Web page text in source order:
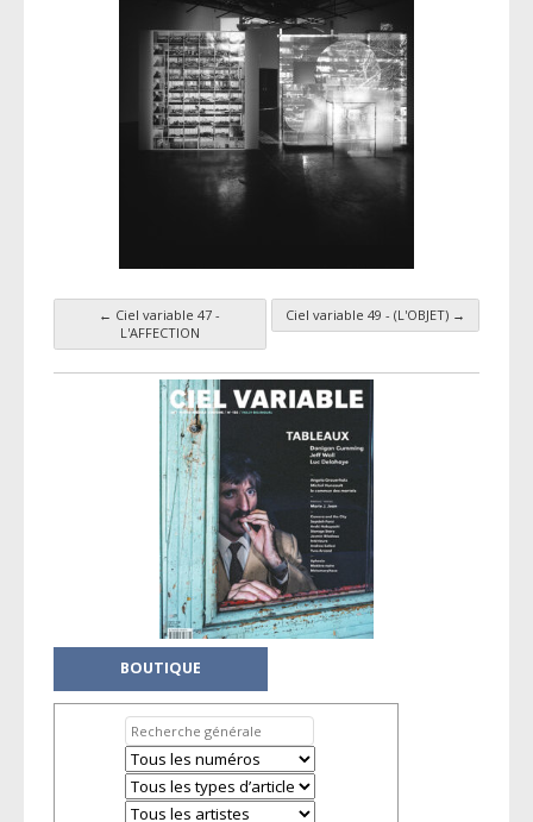
Navigation par taxonomie
← Ciel variable 47 -
L'AFFECTION
Ciel variable 49 - (L'OBJET) →
BOUTIQUE